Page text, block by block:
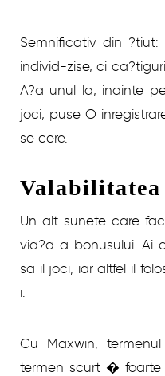
Semnificativ din
individ-zise, ci
A?a unul la, inainte
joci, puse O
se cere.
Valabilitatea
Un alt sunete care
via?a a bonusului. Ai
sa il joci, iar altfel il
i.
Cu Maxwin,
termen scurt �